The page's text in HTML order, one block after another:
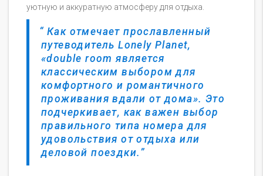
уютную и аккуратную атмосферу для отдыха.
Как отмечает прославленный
путеводитель Lonely Planet,
«double room является
классическим выбором для
комфортного и романтичного
проживания вдали от дома». Это
подчеркивает, как важен выбор
правильного типа номера для
удовольствия от отдыха или
деловой поездки.